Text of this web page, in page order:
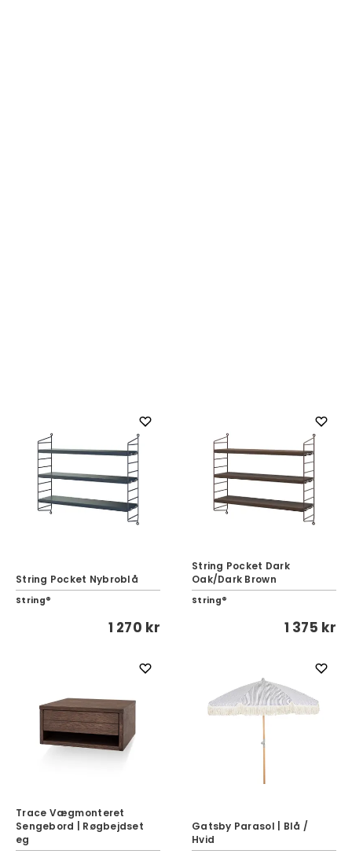
String Pocket Nybroblå
String®
1 270 kr
String Pocket Dark
Oak/Dark Brown
String®
1 375 kr
Trace Vægmonteret
Sengebord | Røgbejdset
eg
Gatsby Parasol | Blå /
Hvid